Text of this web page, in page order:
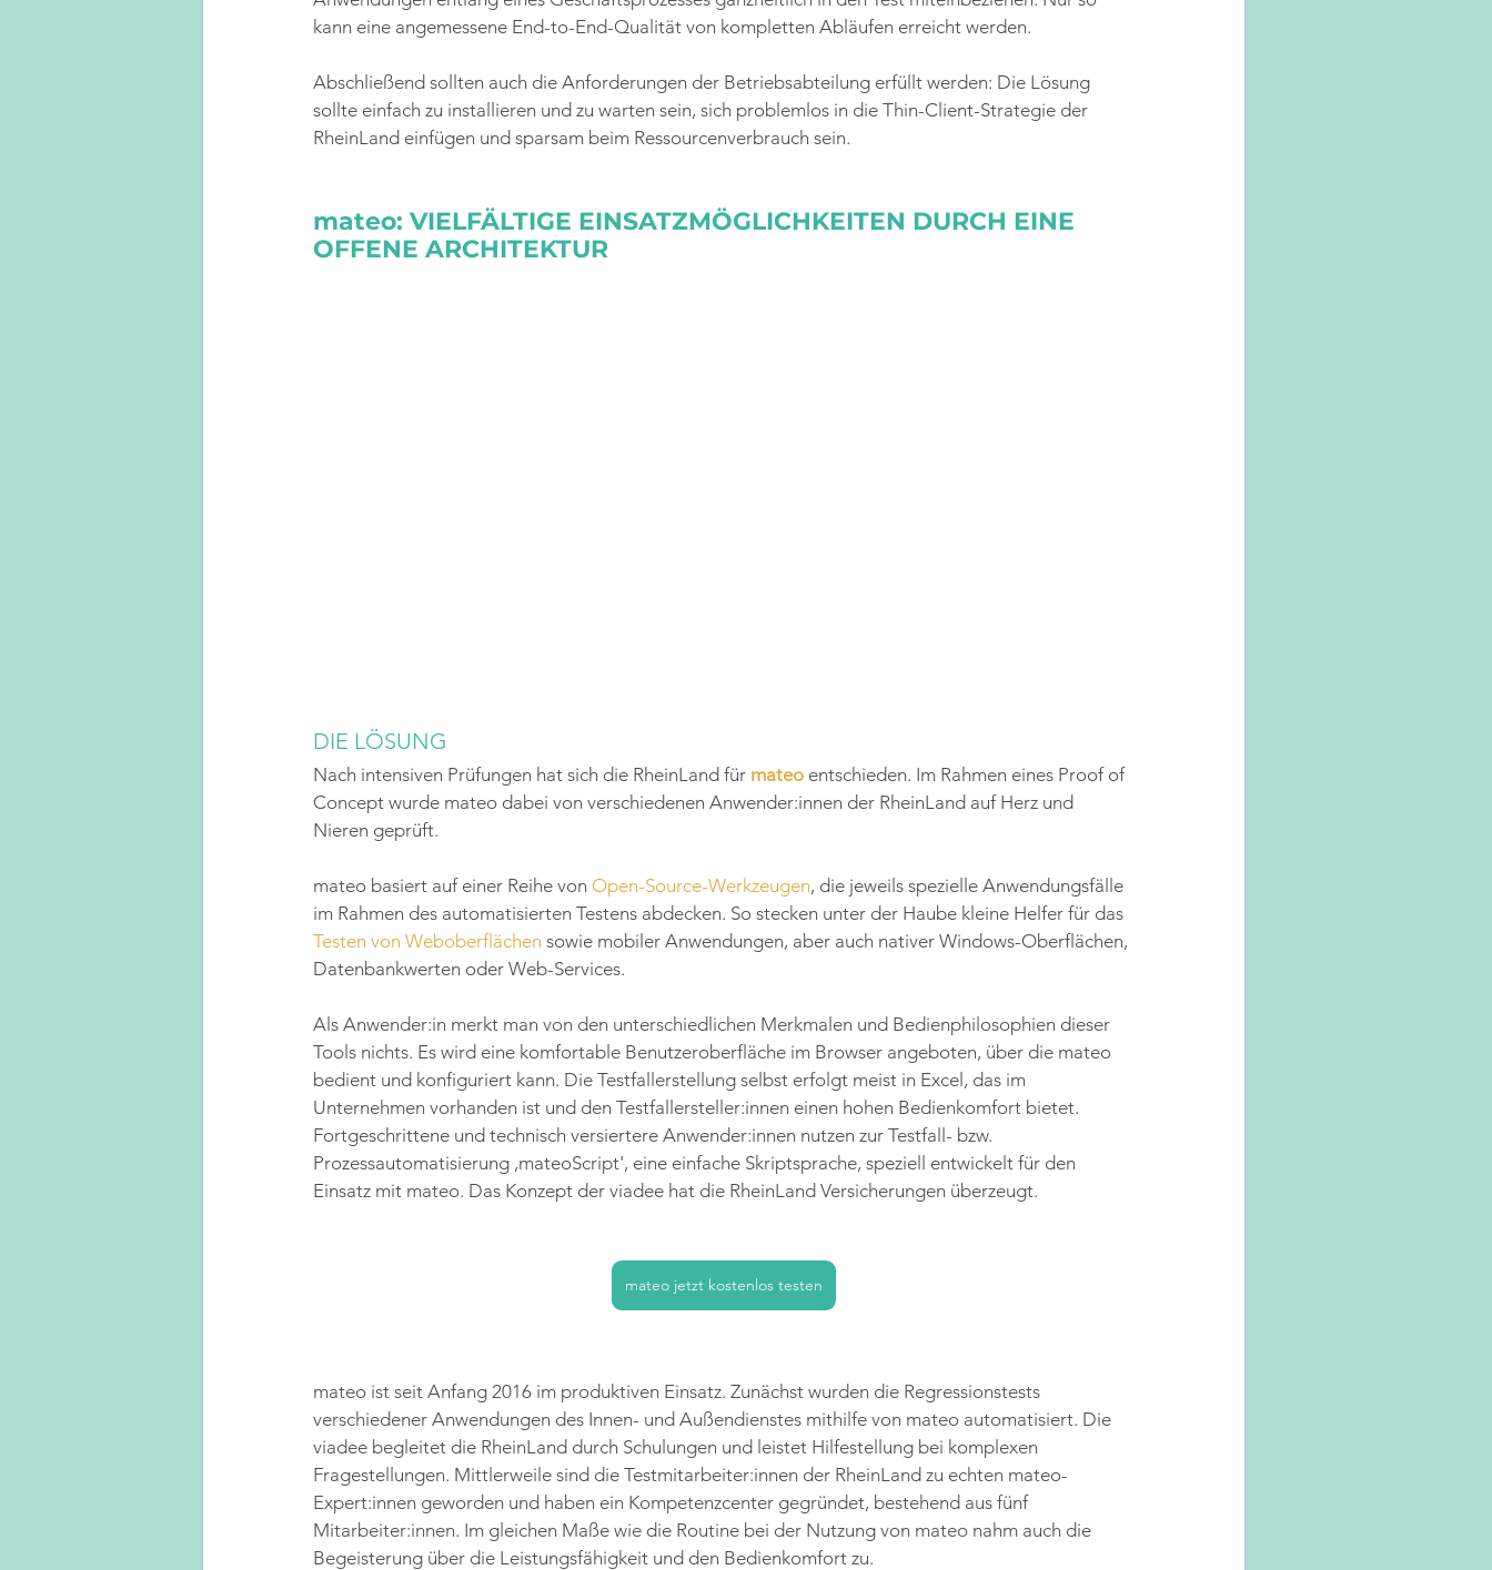
kann eine angemessene End-to-End-Qualität von kompletten Abläufen erreicht werden.
Abschließend sollten auch die Anforderungen der Betriebsabteilung erfüllt werden: Die Lösung
sollte einfach zu installieren und zu warten sein, sich problemlos in die Thin-Client-Strategie der
RheinLand einfügen und sparsam beim Ressourcenverbrauch sein.
mateo: VIELFÄLTIGE EINSATZMÖGLICHKEITEN DURCH EINE
OFFENE ARCHITEKTUR
DIE LÖSUNG
Nach intensiven Prüfungen hat sich die RheinLand für mateo entschieden. Im Rahmen eines Proof of
Concept wurde mateo dabei von verschiedenen Anwender:innen der RheinLand auf Herz und
Nieren geprüft.
mateo basiert auf einer Reihe von Open-Source-Werkzeugen, die jeweils spezielle Anwendungsfälle
im Rahmen des automatisierten Testens abdecken. So stecken unter der Haube kleine Helfer für das
Testen von Weboberflächen sowie mobiler Anwendungen, aber auch nativer Windows-Oberflächen,
Datenbankwerten oder Web-Services.
Als Anwender:in merkt man von den unterschiedlichen Merkmalen und Bedienphilosophien dieser
Tools nichts. Es wird eine komfortable Benutzeroberfläche im Browser angeboten, über die mateo
bedient und konfiguriert kann. Die Testfallerstellung selbst erfolgt meist in Excel, das im
Unternehmen vorhanden ist und den Testfallersteller:innen einen hohen Bedienkomfort bietet.
Fortgeschrittene und technisch versiertere Anwender:innen nutzen zur Testfall- bzw.
Prozessautomatisierung ,mateoScript', eine einfache Skriptsprache, speziell entwickelt für den
Einsatz mit mateo. Das Konzept der viadee hat die RheinLand Versicherungen überzeugt.
mateo jetzt kostenlos testen
mateo ist seit Anfang 2016 im produktiven Einsatz. Zunächst wurden die Regressionstests
verschiedener Anwendungen des Innen- und Außendienstes mithilfe von mateo automatisiert. Die
viadee begleitet die RheinLand durch Schulungen und leistet Hilfestellung bei komplexen
Fragestellungen. Mittlerweile sind die Testmitarbeiter:innen der RheinLand zu echten mateo-
Expert:innen geworden und haben ein Kompetenzcenter gegründet, bestehend aus fünf
Mitarbeiter:innen. Im gleichen Maße wie die Routine bei der Nutzung von mateo nahm auch die
Begeisterung über die Leistungsfähigkeit und den Bedienkomfort zu.